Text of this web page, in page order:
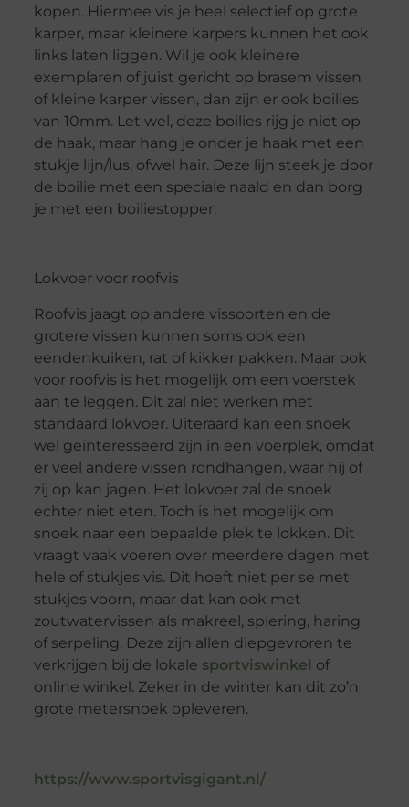
kopen. Hiermee vis je heel selectief op grote
karper, maar kleinere karpers kunnen het ook
links laten liggen. Wil je ook kleinere
exemplaren of juist gericht op brasem vissen
of kleine karper vissen, dan zijn er ook boilies
van 10mm. Let wel, deze boilies rijg je niet op
de haak, maar hang je onder je haak met een
stukje lijn/lus, ofwel hair. Deze lijn steek je door
de boilie met een speciale naald en dan borg
je met een boiliestopper.
Lokvoer voor roofvis
Roofvis jaagt op andere vissoorten en de
grotere vissen kunnen soms ook een
eendenkuiken, rat of kikker pakken. Maar ook
voor roofvis is het mogelijk om een voerstek
aan te leggen. Dit zal niet werken met
standaard lokvoer. Uiteraard kan een snoek
wel geïnteresseerd zijn in een voerplek, omdat
er veel andere vissen rondhangen, waar hij of
zij op kan jagen. Het lokvoer zal de snoek
echter niet eten. Toch is het mogelijk om
snoek naar een bepaalde plek te lokken. Dit
vraagt vaak voeren over meerdere dagen met
hele of stukjes vis. Dit hoeft niet per se met
stukjes voorn, maar dat kan ook met
zoutwatervissen als makreel, spiering, haring
of serpeling. Deze zijn allen diepgevroren te
verkrijgen bij de lokale sportviswinkel of
online winkel. Zeker in de winter kan dit zo’n
grote metersnoek opleveren.
https://www.sportvisgigant.nl/